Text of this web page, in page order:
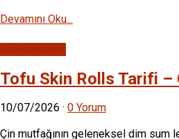
Devamını Oku...
Tofu Skin Rolls Tarifi –
10/07/2026 · 0 Yorum
Çin mutfağının geleneksel dim sum